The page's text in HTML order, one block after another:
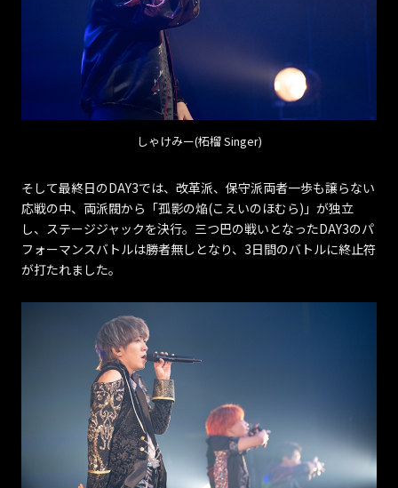
しゃけみー(柘榴 Singer)
そして最終日のDAY3では、改革派、保守派両者一歩も譲らない
応戦の中、両派閥から「孤影の焔(こえいのほむら)」が独立
し、ステージジャックを決行。三つ巴の戦いとなったDAY3のパ
フォーマンスバトルは勝者無しとなり、3日間のバトルに終止符
が打たれました。